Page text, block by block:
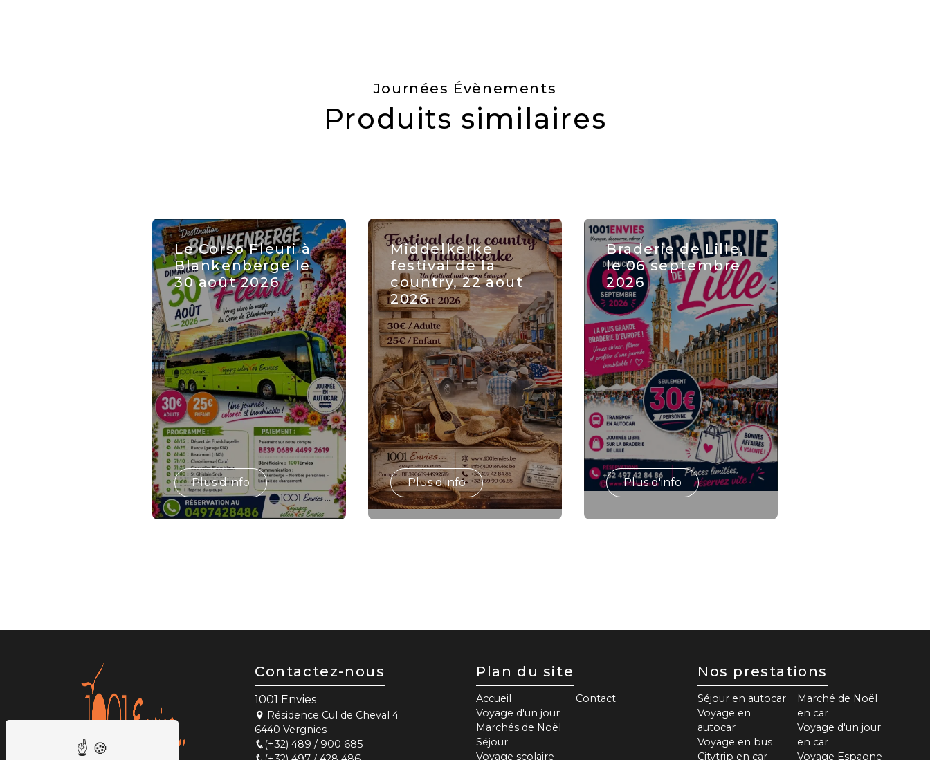
Journées Évènements
Produits similaires
Le Corso Fleuri à
Blankenberge le
30 août 2026
Plus d'info
Middelkerke
festival de la
country, 22 aout
2026
Plus d'info
Braderie de Lille,
le 06 septembre
2026
Plus d'info
Contactez-nous
1001 Envies
Résidence Cul de Cheval 4
6440 Vergnies
(+32) 489 / 900 685
Plan du site
Accueil
Voyage d'un jour
Marchés de Noël
Séjour
Voyage scolaire
Contact
Nos prestations
Séjour en autocar
Voyage en
autocar
Voyage en bus
Citytrip en car
Marché de Noël
en car
Voyage d'un jour
en car
Voyage Espagne